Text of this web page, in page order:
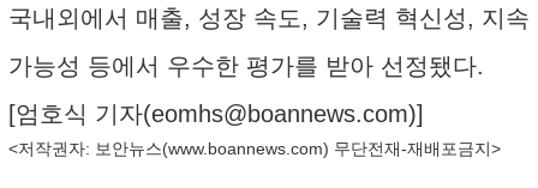
국내외에서 매출, 성장 속도, 기술력 혁신성, 지속
가능성 등에서 우수한 평가를 받아 선정됐다.
[엄호식 기자(eomhs@boannews.com)]
<저작권자: 보안뉴스(www.boannews.com) 무단전재-재배포금지>